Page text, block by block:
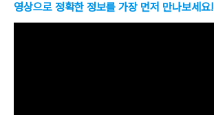
영상으로 정확한 정보를 가장 먼저 만나보세요!